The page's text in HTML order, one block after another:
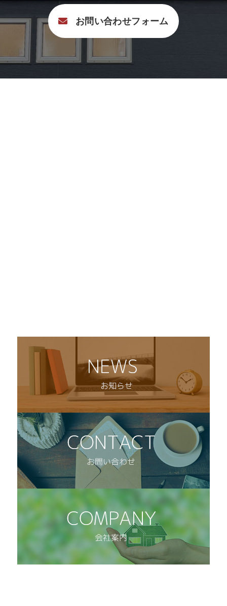
お問い合わせフォーム